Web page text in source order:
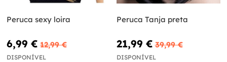
Peruca sexy loira
6,99 € 12,99 €
DISPONÍVEL
Peruca Tanja preta
21,99 € 39,99 €
DISPONÍVEL